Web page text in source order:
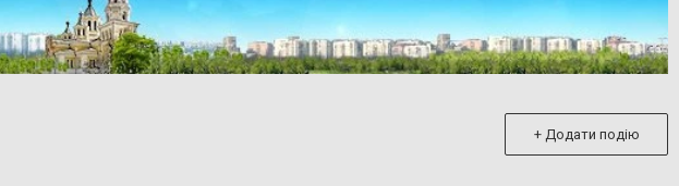
+ Додати подію